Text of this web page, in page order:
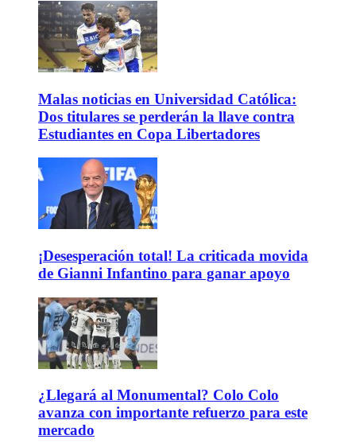
Malas noticias en Universidad Católica:
Dos titulares se perderán la llave contra
Estudiantes en Copa Libertadores
¡Desesperación total! La criticada movida
de Gianni Infantino para ganar apoyo
¿Llegará al Monumental? Colo Colo
avanza con importante refuerzo para este
mercado